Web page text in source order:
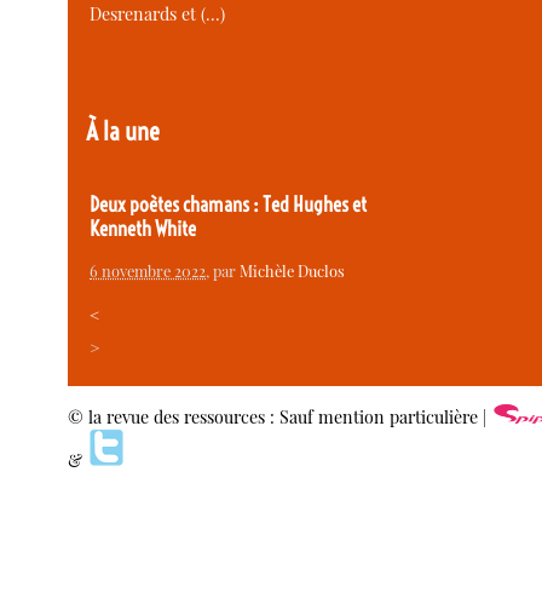
Desrenards et (…)
À la une
Deux poètes chamans : Ted Hughes et
Kenneth White
6 novembre 2022, parMichèle Duclos
<
>
© la revue des ressources : Sauf mention particulière |
&